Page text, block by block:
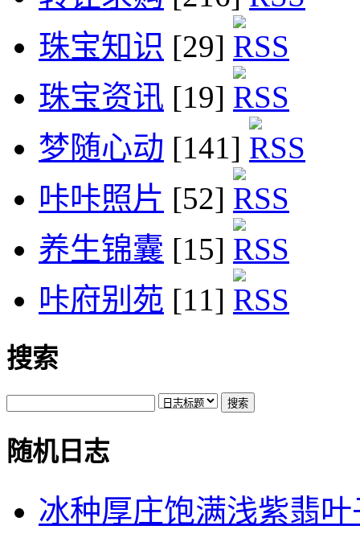
珠宝知识 [29]
珠宝资讯 [19]
梦随心动 [141]
咔咔照片 [52]
养生锦囊 [15]
咔府别苑 [11]
搜索
随机日志
冰种厚庄饱满浅紫翡叶